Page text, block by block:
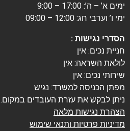
ימים א’ – ה’: 17:00 – 9:00
ימי ו’ וערבי חג: 12:00 – 09:00
הסדרי נגישות :
חניית נכים: אין
לולאת השראה: אין
שירותי נכים: אין
מפתן הכניסה למשרד: נגיש
ניתן לבקש את עזרת העובדים במקום.
הצהרת נגישות מלאה
מדיניות פרטיות ותנאי שימוש